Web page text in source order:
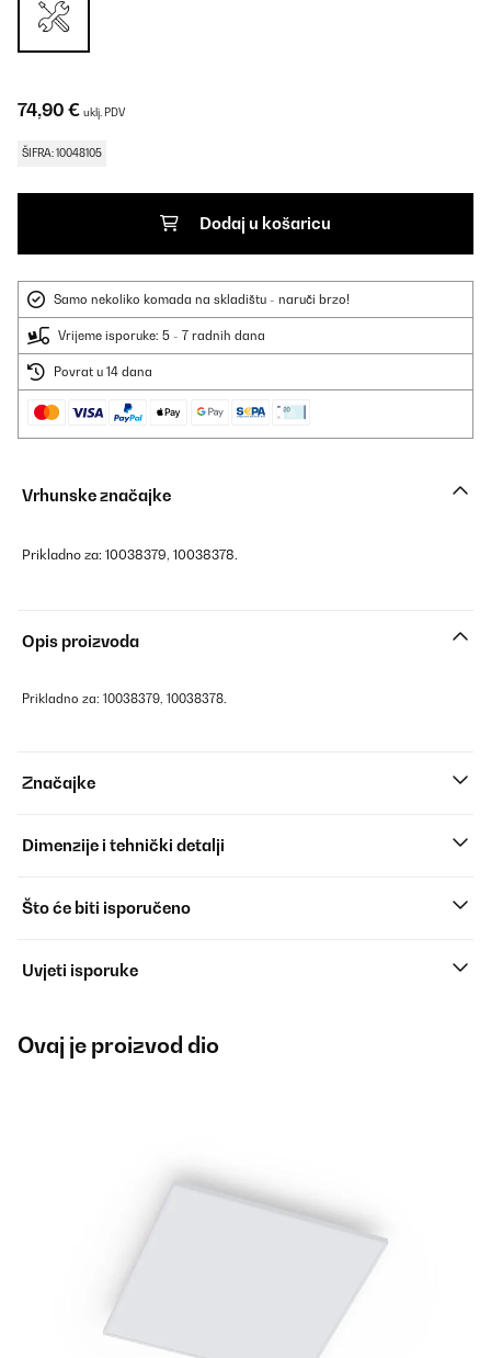
74,90 € uklj. PDV
ŠIFRA: 10048105
Dodaj u košaricu
Samo nekoliko komada na skladištu - naruči brzo!
Vrijeme isporuke: 5 - 7 radnih dana
Povrat u 14 dana
Vrhunske značajke
Prikladno za: 10038379, 10038378.
Opis proizvoda
Prikladno za: 10038379, 10038378.
Značajke
Dimenzije i tehnički detalji
Što će biti isporučeno
Uvjeti isporuke
Ovaj je proizvod dio